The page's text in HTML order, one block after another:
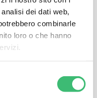
dei dati web,
combinarle
loro o che hanno
can be selected with
up to 2000 hours
measurement with the